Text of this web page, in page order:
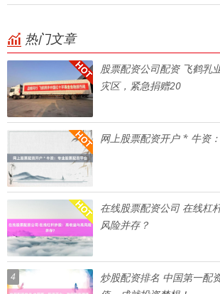
热门文章
股票配资公司配资 飞鹤乳
灾区，紧急捐赠20
网上股票配资开户 * 牛资
在线股票配资公司 在线杠
风险并存？
4
炒股配资排名 中国第一配